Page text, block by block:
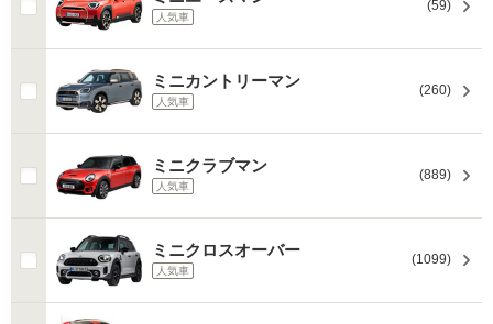
人気車
(59)
ミニカントリーマン
人気車
(260)
ミニクラブマン
人気車
(889)
ミニクロスオーバー
人気車
(1099)